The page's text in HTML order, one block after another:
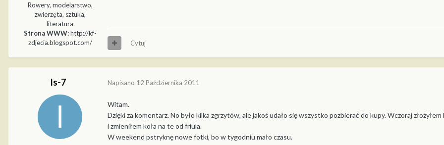
Rowery, modelarstwo,
zwierzęta, sztuka,
literatura
Strona WWW:http://kf-
zdjecia.blogspot.com/
Cytuj
Is-7 Napisano 12 Października 2011
Witam.
Dzięki za komentarz. No było kilka zgrzytów, ale jakoś udało się wszystko pozbierać do kupy. Wczoraj
i zmieniłem koła na te od friula.
W weekend pstryknę nowe fotki, bo w tygodniu mało czasu.